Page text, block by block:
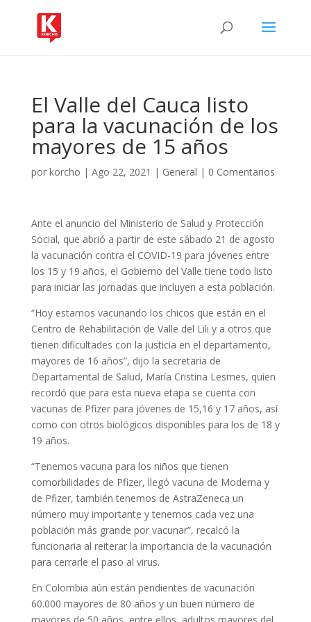
El Valle del Cauca listo
para la vacunación de los
mayores de 15 años
por korcho | Ago 22, 2021 | General | 0 Comentarios
Ante el anuncio del Ministerio de Salud y Protección
Social, que abrió a partir de este sábado 21 de agosto
la vacunación contra el COVID-19 para jóvenes entre
los 15 y 19 años, el Gobierno del Valle tiene todo listo
para iniciar las jornadas que incluyen a esta población.
“Hoy estamos vacunando los chicos que están en el
Centro de Rehabilitación de Valle del Lili y a otros que
tienen dificultades con la justicia en el departamento,
mayores de 16 años”, dijo la secretaria de
Departamental de Salud, María Cristina Lesmes, quien
recordó que para esta nueva etapa se cuenta con
vacunas de Pfizer para jóvenes de 15,16 y 17 años, así
como con otros biológicos disponibles para los de 18 y
19 años.
“Tenemos vacuna para los niños que tienen
comorbilidades de Pfizer, llegó vacuna de Moderna y
de Pfizer, también tenemos de AstraZeneca un
número muy importante y tenemos cada vez una
población más grande por vacunar”, recalcó la
funcionaria al reiterar la importancia de la vacunación
para cerrarle el paso al virus.
En Colombia aún están pendientes de vacunación
60.000 mayores de 80 años y un buen número de